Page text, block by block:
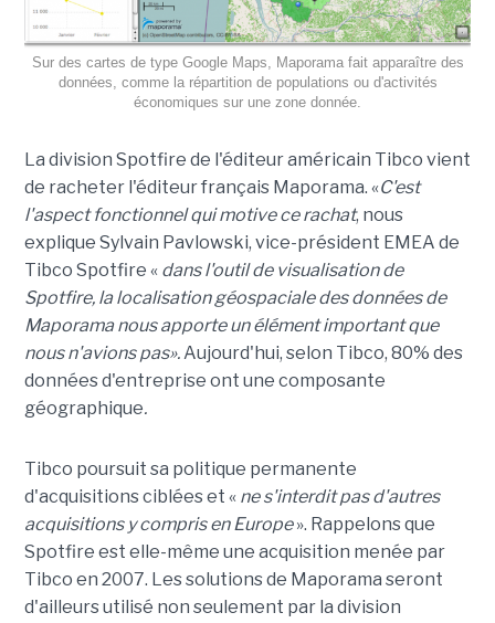
Sur des cartes de type Google Maps, Maporama fait apparaître des
données, comme la répartition de populations ou d'activités
économiques sur une zone donnée.
La division Spotfire de l'éditeur américain Tibco vient
de racheter l'éditeur français Maporama. «C'est
l'aspect fonctionnel qui motive ce rachat, nous
explique Sylvain Pavlowski, vice-président EMEA de
Tibco Spotfire « dans l'outil de visualisation de
Spotfire, la localisation géospaciale des données de
Maporama nous apporte un élément important que
nous n'avions pas».Aujourd'hui, selon Tibco, 80% des
données d'entreprise ont une composante
géographique.
Tibco poursuit sa politique permanente
d'acquisitions ciblées et « ne s'interdit pas d'autres
acquisitions y compris en Europe». Rappelons que
Spotfire est elle-même une acquisition menée par
Tibco en 2007. Les solutions de Maporama seront
d'ailleurs utilisé non seulement par la division